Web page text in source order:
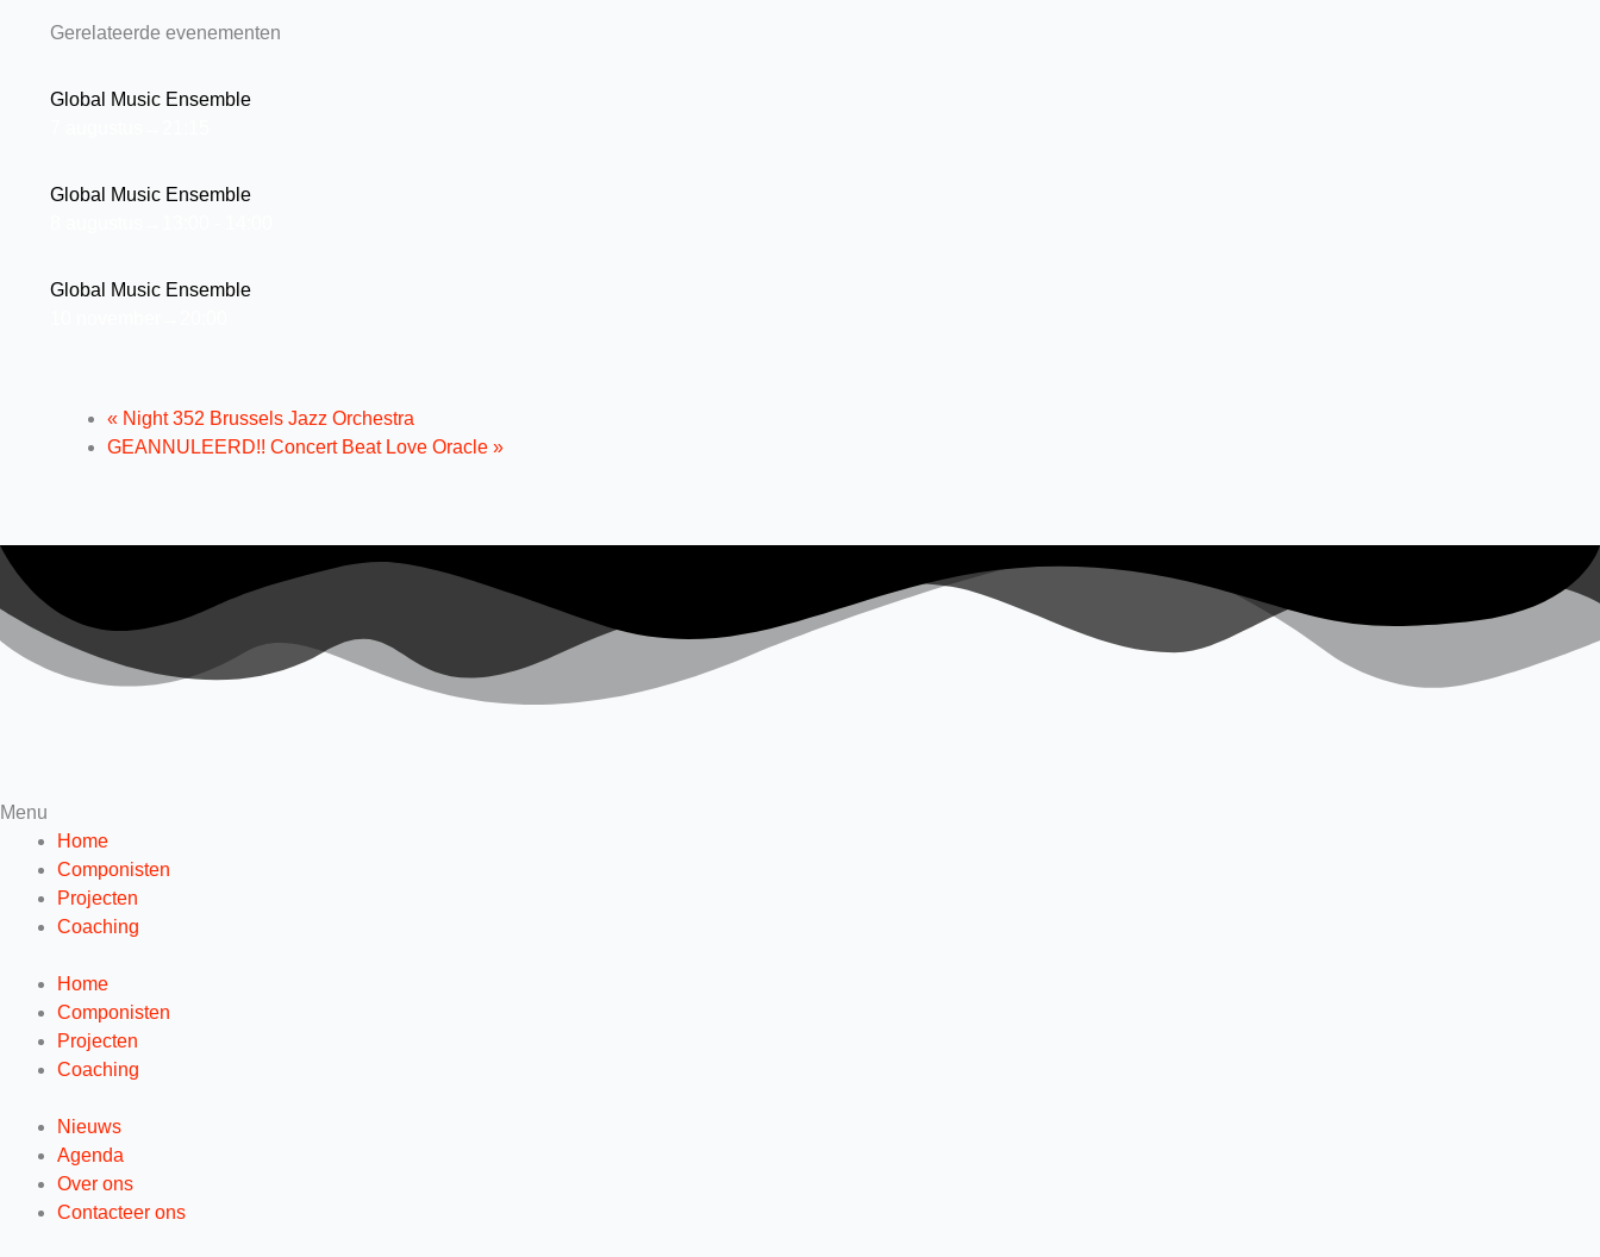
Gerelateerde evenementen
Global Music Ensemble
Global Music Ensemble
Global Music Ensemble
« Night 352 Brussels Jazz Orchestra
GEANNULEERD!! Concert Beat Love Oracle »
Menu
Home
Componisten
Projecten
Coaching
Home
Componisten
Projecten
Coaching
Nieuws
Agenda
Over ons
Contacteer ons